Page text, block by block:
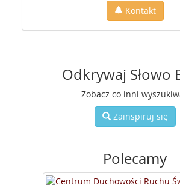
Kontakt
Odkrywaj Słowo
Zobacz co inni
Zainspiruj się
Polecamy